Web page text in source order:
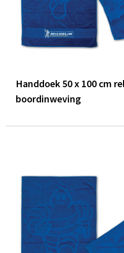
Handdoek 50 x 100 cm
boordinweving